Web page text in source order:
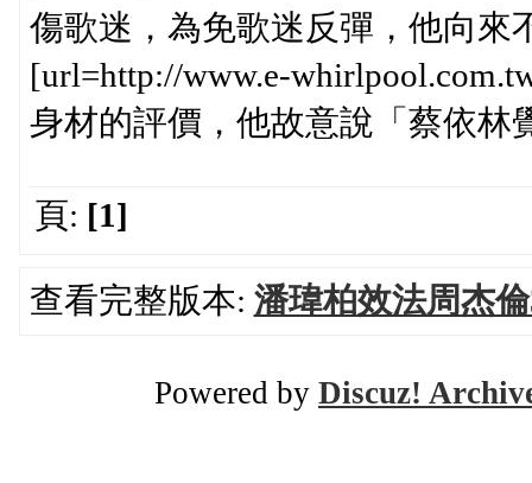
傷歌迷，為免歌迷反彈，他向來
[url=http://www.e-
身材的評價，他故意說「蔡依林
頁: [1]
查看完整版本: 潘瑋柏效法周杰
Powered by Discuz!